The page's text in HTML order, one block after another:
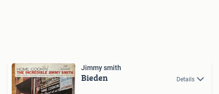
Jimmy smith
Bieden Details